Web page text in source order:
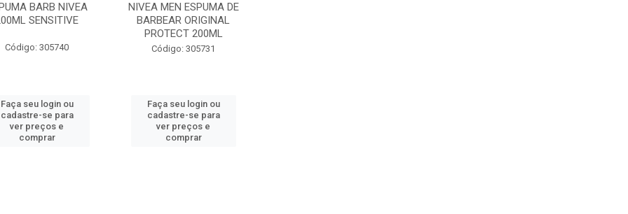
BARB NIVEA
SENSITIVE
Código: 305740
Faça seu login ou
cadastre-se para
ver preços e
comprar
NIVEA MEN ESPUMA DE
BARBEAR ORIGINAL
PROTECT 200ML
Código: 305731
Faça seu login ou
cadastre-se para
ver preços e
comprar